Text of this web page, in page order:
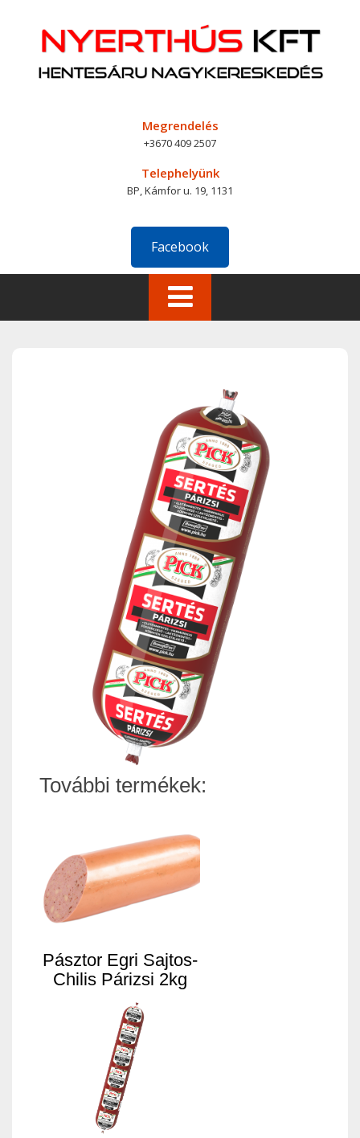
content
Megrendelés
+3670 409 2507
Telephelyünk
BP, Kámfor u. 19, 1131
Facebook
További termékek:
Pásztor Egri Sajtos-
Chilis Párizsi 2kg